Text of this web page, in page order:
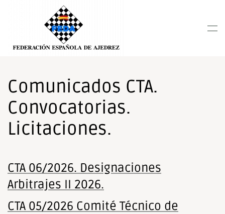
sistema
de
accesibilidad.
Skip to main content
Comunicados CTA.
Convocatorias.
Licitaciones.
CTA 06/2026. Designaciones
Arbitrajes II 2026.
CTA 05/2026 Comité Técnico de